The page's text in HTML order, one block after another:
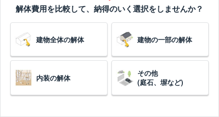
解体費用を比較して、納得のいく選択をしませんか？
建物全体の解体 建物の一部の解体
内装の解体
その他
(庭石、塀など)